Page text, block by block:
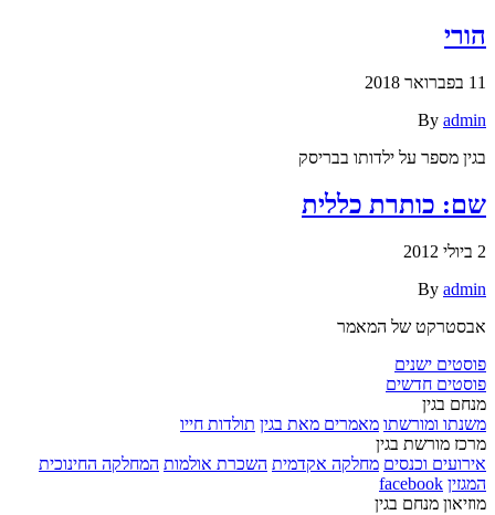
הורי
11 בפברואר 2018
By admin
בגין מספר על ילדותו בבריסק
שם: כותרת כללית
2 ביולי 2012
By admin
אבסטרקט של המאמר
ניווט
פוסטים ישנים
פוסטים חדשים
מנחם בגין
משנתו ומורשתו מאמרים מאת בגין תולדות חייו
מרכז מורשת בגין
אירועים וכנסים מחלקה אקדמית השכרת אולמות המחלקה החינוכית
המגזין facebook
מוזיאון מנחם בגין